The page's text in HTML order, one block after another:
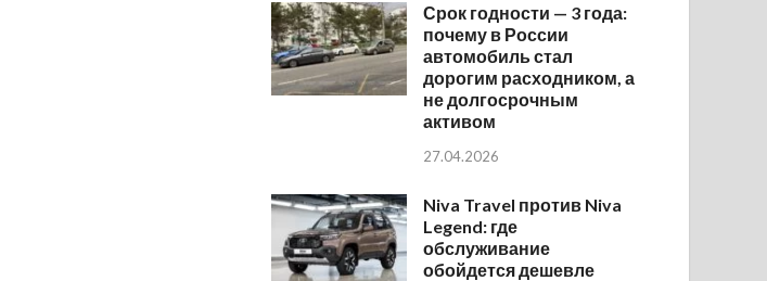
Срок годности — 3 года:
почему в России
автомобиль стал
дорогим расходником, а
не долгосрочным
активом
27.04.2026
Niva Travel против Niva
Legend: где
обслуживание
обойдется дешевле